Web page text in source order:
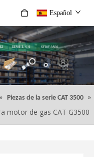
Español
» Piezas de la serie CAT 3500 »
motor de gas CAT G3500